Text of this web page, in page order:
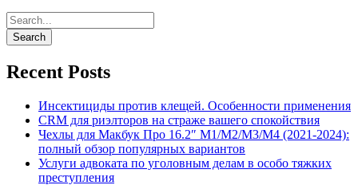
Recent Posts
Инсектициды против клещей. Особенности применения
CRM для риэлторов на страже вашего спокойствия
Чехлы для Макбук Про 16.2″ M1/M2/M3/M4 (2021-2024):
полный обзор популярных вариантов
Услуги адвоката по уголовным делам в особо тяжких
преступления